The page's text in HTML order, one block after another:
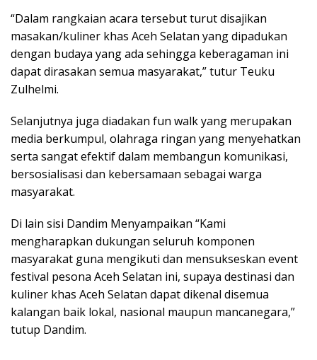
“Dalam rangkaian acara tersebut turut disajikan
masakan/kuliner khas Aceh Selatan yang dipadukan
dengan budaya yang ada sehingga keberagaman ini
dapat dirasakan semua masyarakat,” tutur Teuku
Zulhelmi.
Selanjutnya juga diadakan fun walk yang merupakan
media berkumpul, olahraga ringan yang menyehatkan
serta sangat efektif dalam membangun komunikasi,
bersosialisasi dan kebersamaan sebagai warga
masyarakat.
Di lain sisi Dandim Menyampaikan “Kami
mengharapkan dukungan seluruh komponen
masyarakat guna mengikuti dan mensukseskan event
festival pesona Aceh Selatan ini, supaya destinasi dan
kuliner khas Aceh Selatan dapat dikenal disemua
kalangan baik lokal, nasional maupun mancanegara,”
tutup Dandim.